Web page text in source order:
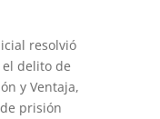
resolvió
el delito de
y Ventaja,
prisión